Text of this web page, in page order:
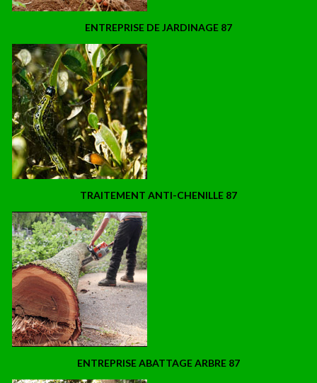
ENTREPRISE DE JARDINAGE 87
TRAITEMENT ANTI-CHENILLE 87
ENTREPRISE ABATTAGE ARBRE 87